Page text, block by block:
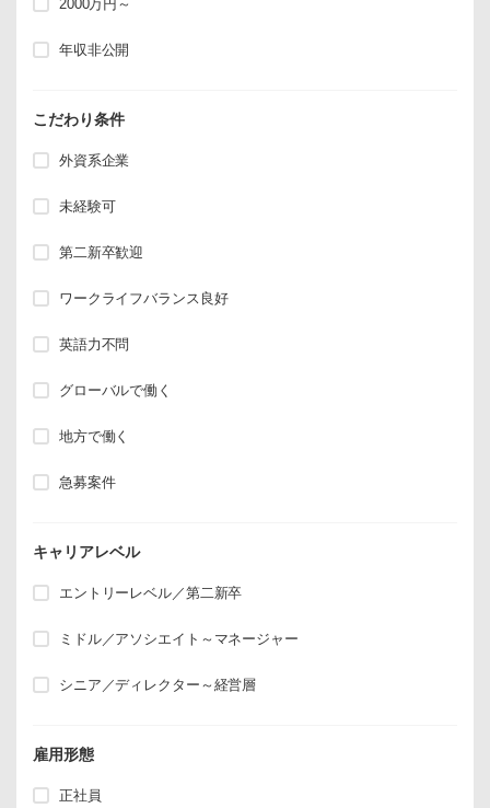
2000万円～
年収非公開
こだわり条件
外資系企業
未経験可
第二新卒歓迎
ワークライフバランス良好
英語力不問
グローバルで働く
地方で働く
急募案件
キャリアレベル
エントリーレベル／第二新卒
ミドル／アソシエイト～マネージャー
シニア／ディレクター～経営層
雇用形態
正社員